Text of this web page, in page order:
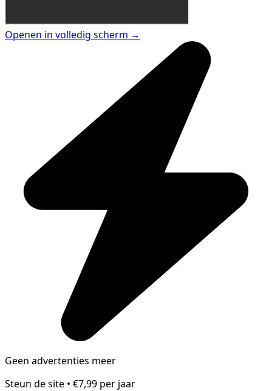
Openen in volledig scherm →
Geen advertenties meer
Steun de site • €7,99 per jaar